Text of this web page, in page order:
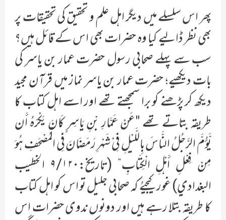
پھر اس سلسلے میں دیگر اہل علم و تحقیق کی تحقیقات پر
بھی نظر ڈالىے کیا وہ حضرات بھی اس کے قائل ہیں؟
سب سے پہلے صحابی رسول حضرت عمار بن یاسر کی
بات دیکھیے؛ حضرت عمار بن یاسر نماز میں قرآن مجید
دیکھ کر پڑھنے کو برا سمجھتے تھے اور اسے اہل کتاب کا
طریقہ بتاتے تھے "عَنْ عَمَّارِ بْنِ یَاسِرٍ کَانَ یَکْرَہُ أَن
یَّوٴُمَّ الرَّجُلُ النَّاسَ بِاللَّیْلِ فِيْ شَہْرِ رَمَضَانَ فِي الْمُصْحَفِ ہُوَ
مِنْ فِعْلِ أَہْلِ الْکِتَابِ” (تاریخ:۹/۱۲۰ الخطيب
البغدادي) غور کیجیےُ کہ صحابی جلیل تو اس کو اہل کتاب
کا طریقہ بتلا رہے ہیں اور دونوں ندوی حضرات اس